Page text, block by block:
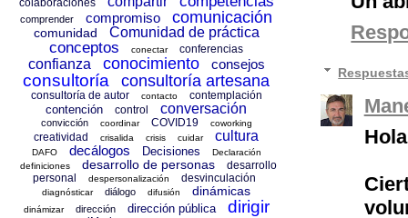
comprender compromiso comunicación
comunidad Comunidad de práctica
conceptos conectar conferencias
confianza conocimiento consejos
consultoría consultoría artesana
consultoría de autor contacto contemplación
contención control conversación
convicción coordinar COVID19 coworking
creatividad crisalida crisis cuidar cultura
DAFO decálogos Decisiones
Declaración
definiciones
desarrollo de personas
desarrollo
personal
despersonalización desvinculación
diagnósticar diálogo difusión dinámicas
dinámizar dirección dirección pública dirigir